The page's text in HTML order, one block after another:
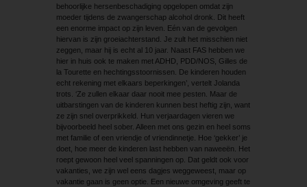
behoorlijke hersenbeschadiging opgelopen omdat zijn
moeder tijdens de zwangerschap alcohol dronk. Dit heeft
een enorme impact op zijn leven. Eén van de gevolgen
hiervan is zijn groeiachterstand. Je zult het misschien niet
zeggen, maar hij is echt al 10 jaar. Naast FAS hebben we
hier in huis ook te maken met ADHD, PDD/NOS, Gilles de
la Tourette en hechtingsstoornissen. De kinderen houden
echt rekening met elkaars beperkingen’, vertelt Jolanda
trots. ‘Ze zullen elkaar daar nooit mee pesten. Maar de
uitbarstingen van de kinderen kunnen best heftig zijn, want
ze zijn snel overprikkeld. Hun verjaardagen vieren we
bijvoorbeeld heel sober. Alleen met ons gezin en heel soms
met familie of een vriendje of vriendinnetje. Hoe ‘gekker’ je
doet, hoe meer de kinderen last hebben van naweeën. Het
roept gewoon heel veel spanningen op. Dat geldt ook voor
vakanties, we zijn wel eens dagjes weggeweest, maar op
vakantie gaan is geen optie. Een nieuwe omgeving geeft te